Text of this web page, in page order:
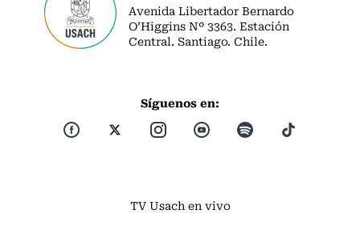
Avenida Libertador Bernardo
O’Higgins Nº 3363. Estación
Central. Santiago. Chile.
Síguenos en:
TV Usach en vivo